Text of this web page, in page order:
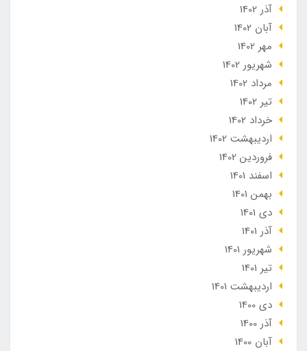
آذر 1402
آبان 1402
مهر 1402
شهریور 1402
مرداد 1402
تير 1402
خرداد 1402
ارديبهشت 1402
فروردین 1402
اسفند 1401
بهمن 1401
دی 1401
آذر 1401
شهریور 1401
تير 1401
ارديبهشت 1401
دی 1400
آذر 1400
آبان 1400